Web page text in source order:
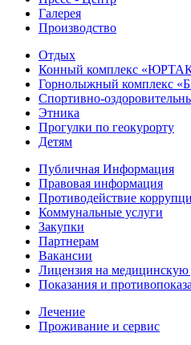
Галерея
Производство
Отдых
Конный комплекс
Горнолыжный комплекс
Спортивно-
Этника
Прогулки по геокурорту
Детям
Публичная Информация
Правовая информация
Противодействие
Коммунальные услуги
Закупки
Партнерам
Вакансии
Лицензия на медицинскую
Показания и
Лечение
Проживание и сервис